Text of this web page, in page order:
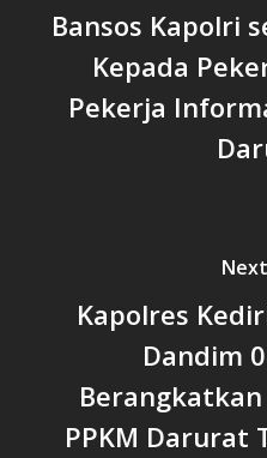
Bansos Kapolri
Kepada
Pekerja
Kapolres
Dandim
PPKM Darurat